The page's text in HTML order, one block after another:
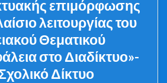
επιμόρφωσης
λειτουργίας του
Θεματικού
στο Διαδίκτυο»-
Δίκτυο